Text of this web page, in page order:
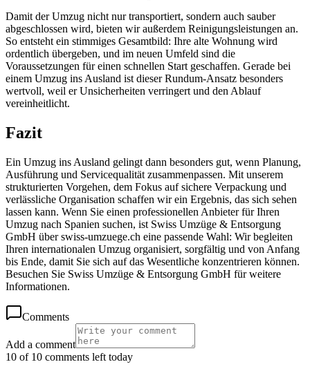
Damit der Umzug nicht nur transportiert, sondern auch sauber
abgeschlossen wird, bieten wir außerdem Reinigungsleistungen an.
So entsteht ein stimmiges Gesamtbild: Ihre alte Wohnung wird
ordentlich übergeben, und im neuen Umfeld sind die
Voraussetzungen für einen schnellen Start geschaffen. Gerade bei
einem Umzug ins Ausland ist dieser Rundum-Ansatz besonders
wertvoll, weil er Unsicherheiten verringert und den Ablauf
vereinheitlicht.
Fazit
Ein Umzug ins Ausland gelingt dann besonders gut, wenn Planung,
Ausführung und Servicequalität zusammenpassen. Mit unserem
strukturierten Vorgehen, dem Fokus auf sichere Verpackung und
verlässliche Organisation schaffen wir ein Ergebnis, das sich sehen
lassen kann. Wenn Sie einen professionellen Anbieter für Ihren
Umzug nach Spanien suchen, ist Swiss Umzüge & Entsorgung
GmbH über swiss-umzuege.ch eine passende Wahl: Wir begleiten
Ihren internationalen Umzug organisiert, sorgfältig und von Anfang
bis Ende, damit Sie sich auf das Wesentliche konzentrieren können.
Besuchen Sie Swiss Umzüge & Entsorgung GmbH für weitere
Informationen.
Comments
Add a comment
10 of 10 comments left today